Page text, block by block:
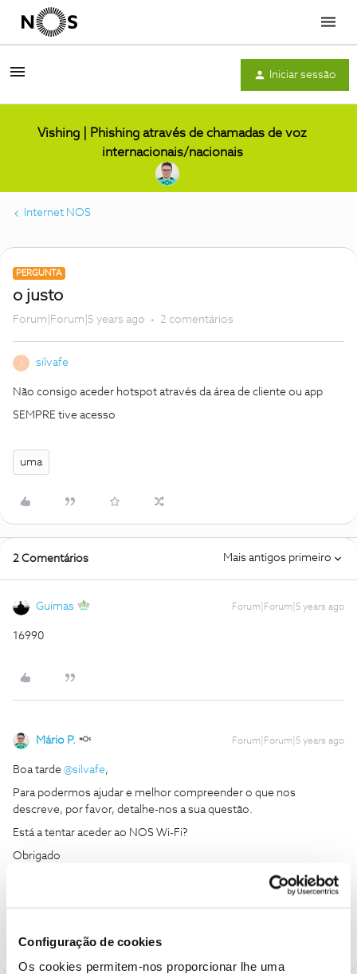
Configuração de cookies
Os cookies permitem-nos proporcionar lhe uma
Menu
Iniciar sessão
Vishing | Phishing através de chamadas de voz
internacionais/nacionais
Internet NOS
PERGUNTA
o justo
Forum|Forum|5 years ago 2 comentários
S silvafe
Não consigo aceder hotspot através da área de cliente ou app
SEMPRE tive acesso
uma
2 Comentários Mais antigos primeiro
Guimas Forum|Forum|5 years ago
16990
Mário P. Forum|Forum|5 years ago
Boa tarde @silvafe,
Para podermos ajudar e melhor compreender o que nos
descreve, por favor, detalhe-nos a sua questão.
Está a tentar aceder ao NOS Wi-Fi?
Obrigado